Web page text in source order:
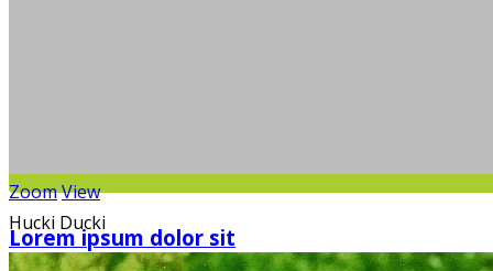
Hucki Ducki
ZoomView
Lorem ipsum dolor sit